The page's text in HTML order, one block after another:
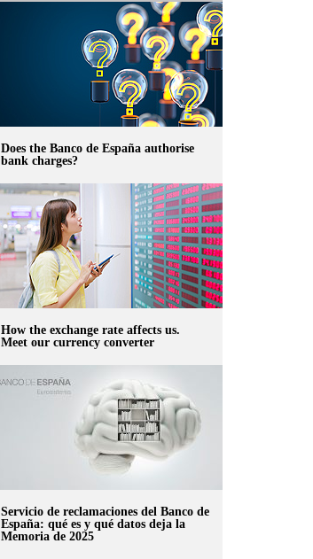
Does the Banco de España authorise
bank charges?
How the exchange rate affects us.
Meet our currency converter
Servicio de reclamaciones del Banco de
España: qué es y qué datos deja la
Memoria de 2025